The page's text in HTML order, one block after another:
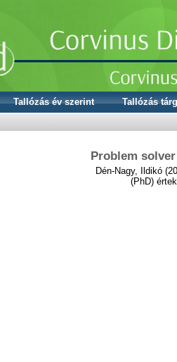
Tallózás év szerint Tallózás
Problem
Dén-Nagy, Ildikó
(PhD)